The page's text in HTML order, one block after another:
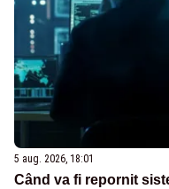
5 aug. 2026, 18:01
Când va fi repornit